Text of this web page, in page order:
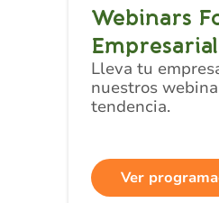
Webinars
Empresarial
Lleva tu
nuestros
tendencia.
Ver